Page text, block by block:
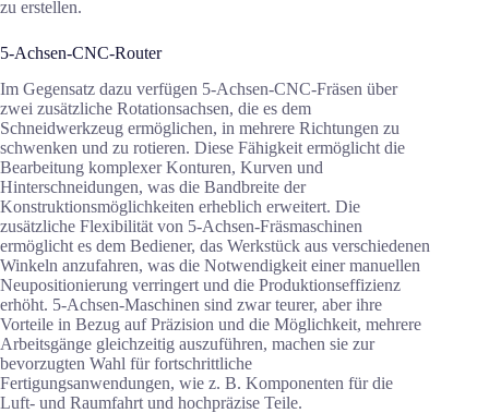
zu erstellen.
5-Achsen-CNC-Router
Im Gegensatz dazu verfügen 5-Achsen-CNC-Fräsen über
zwei zusätzliche Rotationsachsen, die es dem
Schneidwerkzeug ermöglichen, in mehrere Richtungen zu
schwenken und zu rotieren. Diese Fähigkeit ermöglicht die
Bearbeitung komplexer Konturen, Kurven und
Hinterschneidungen, was die Bandbreite der
Konstruktionsmöglichkeiten erheblich erweitert. Die
zusätzliche Flexibilität von 5-Achsen-Fräsmaschinen
ermöglicht es dem Bediener, das Werkstück aus verschiedenen
Winkeln anzufahren, was die Notwendigkeit einer manuellen
Neupositionierung verringert und die Produktionseffizienz
erhöht. 5-Achsen-Maschinen sind zwar teurer, aber ihre
Vorteile in Bezug auf Präzision und die Möglichkeit, mehrere
Arbeitsgänge gleichzeitig auszuführen, machen sie zur
bevorzugten Wahl für fortschrittliche
Fertigungsanwendungen, wie z. B. Komponenten für die
Luft- und Raumfahrt und hochpräzise Teile.